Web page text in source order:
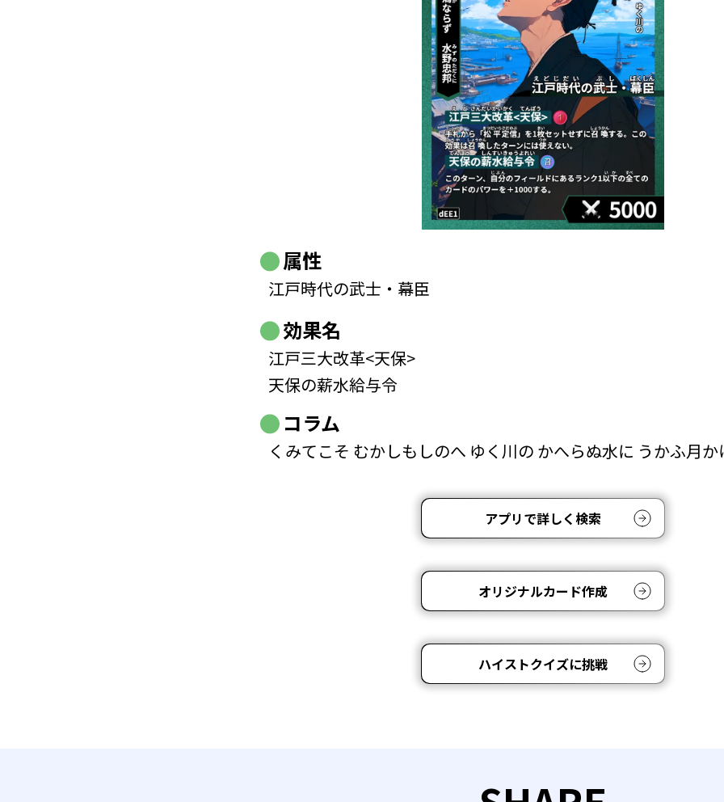
属性
江戸時代の武士・幕臣
効果名
江戸三大改革<天保>
天保の薪水給与令
コラム
くみてこそ むかしもしのへ ゆく川の かへらぬ水に うかふ月か
アプリで詳しく検索
オリジナルカード作成
ハイストクイズに挑戦